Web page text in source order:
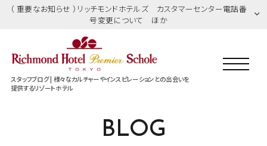
（ 重要なお知らせ ）リッチモンドホテルズ カスタマーセンター電話番
号変更について ほか
スタッフブログ | 様々なカルチャーやインスピレーションとの出会いを
提供するリゾートホテル
BLOG